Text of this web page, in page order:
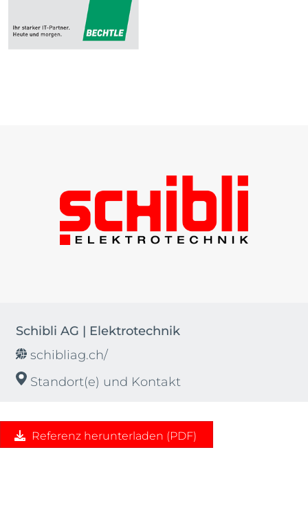
Schibli AG | Elektrotechnik
schibliag.ch/
Standort(e) und Kontakt
Referenz herunterladen (PDF)